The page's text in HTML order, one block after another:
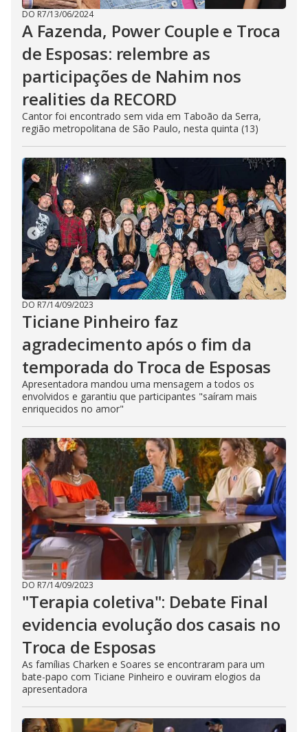
DO R7/13/06/2024
A Fazenda, Power Couple e Troca
de Esposas: relembre as
participações de Nahim nos
realities da RECORD
Cantor foi encontrado sem vida em Taboão da Serra,
região metropolitana de São Paulo, nesta quinta (13)
DO R7/14/09/2023
Ticiane Pinheiro faz
agradecimento após o fim da
temporada do Troca de Esposas
Apresentadora mandou uma mensagem a todos os
envolvidos e garantiu que participantes "saíram mais
enriquecidos no amor"
DO R7/14/09/2023
"Terapia coletiva": Debate Final
evidencia evolução dos casais no
Troca de Esposas
As famílias Charken e Soares se encontraram para um
bate-papo com Ticiane Pinheiro e ouviram elogios da
apresentadora